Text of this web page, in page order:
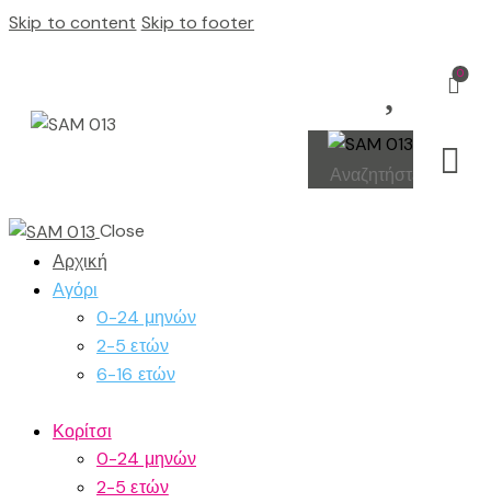
Skip to content Skip to footer
0
Close
Αρχική
Αγόρι
0-24 μηνών
2-5 ετών
6-16 ετών
Κορίτσι
0-24 μηνών
2-5 ετών